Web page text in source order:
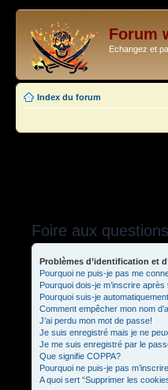
Forum
Echangez et
Index du forum
Foire aux
Problèmes d’identification et
Pourquoi ne puis-je pas me
Pourquoi dois-je m’inscrire après
Pourquoi suis-je
Comment empêcher mon nom
J’ai perdu mon mot de passe!
Je suis enregistré mais je ne
Je me suis enregistré par le
Que signifie COPPA?
Pourquoi ne puis-je pas
A quoi sert “Supprimer les